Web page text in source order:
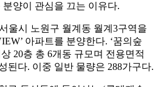
양이 관심을 끄는 이유다.
울시 노원구 월계동 월계3구역을
아파트를 분양한다. ‘꿈의숲
20층 총 6개동 규모며 전용면적
된다. 이중 일반 물량은 288가구다.